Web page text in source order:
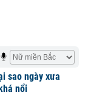
sao ngày xưa
nổi